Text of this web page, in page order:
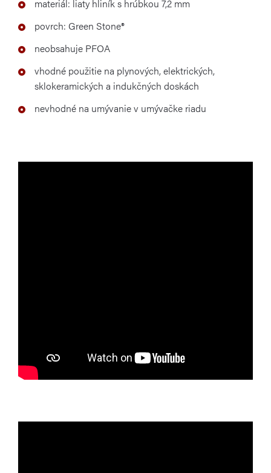
materiál: liaty hliník s hrúbkou 7,2 mm
povrch: Green Stone®
neobsahuje PFOA
vhodné použitie na plynových, elektrických,
sklokeramických a indukčných doskách
nevhodné na umývanie v umývačke riadu